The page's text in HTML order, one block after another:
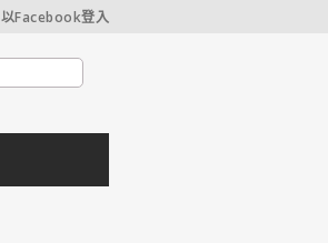
以Facebook登入